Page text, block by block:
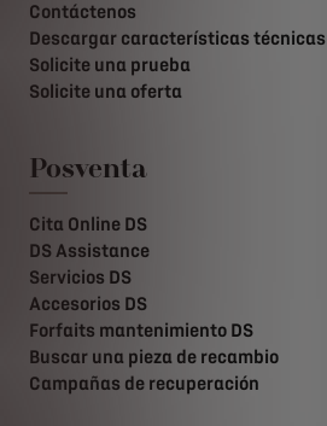
Contáctenos
Descargar características técnicas
Solicite una prueba
Solicite una oferta
Posventa
Cita Online DS
DS Assistance
Servicios DS
Accesorios DS
Forfaits mantenimiento DS
Buscar una pieza de recambio
Campañas de recuperación